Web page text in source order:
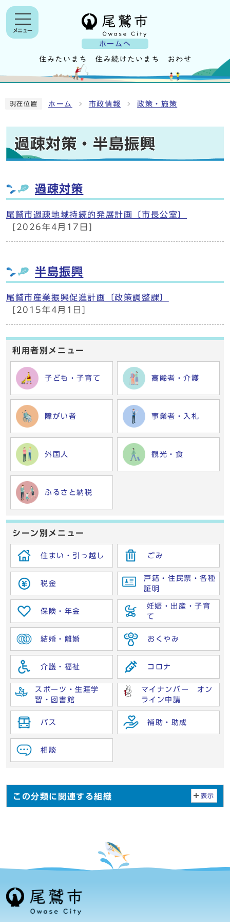
ホームへ
メニュー
現在位置 ホーム 市政情報 政策・施策
過疎対策・半島振興
過疎対策
尾鷲市過疎地域持続的発展計画〔市長公室〕
[2026年4月17日]
半島振興
尾鷲市産業振興促進計画〔政策調整課〕
[2015年4月1日]
利用者別メニュー
子ども・子育て 高齢者・介護
障がい者 事業者・入札
外国人 観光・食
ふるさと納税
シーン別メニュー
住まい・引っ越し ごみ
税金
戸籍・住民票・各種
証明
保険・年金
妊娠・出産・子育
て
結婚・離婚 おくやみ
介護・福祉 コロナ
スポーツ・生涯学
習・図書館
マイナンバー オン
ライン申請
バス 補助・助成
相談
この分類に関連する組織 表示